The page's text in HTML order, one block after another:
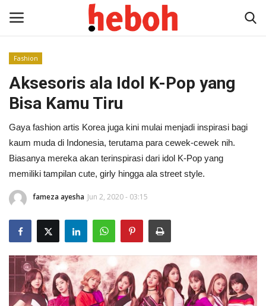
Home
Entertainment
Lifestyle
Video
News
Fashion
Aksesoris ala Idol K-Pop yang
Bisa Kamu Tiru
Gaya fashion artis Korea juga kini mulai menjadi inspirasi bagi
kaum muda di Indonesia, terutama para cewek-cewek nih.
Biasanya mereka akan terinspirasi dari idol K-Pop yang
memiliki tampilan cute, girly hingga ala street style.
fameza ayesha Jun 2, 2020 - 03:15